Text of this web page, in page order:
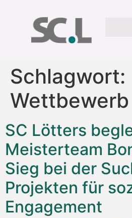
Schlagwort:
Wettbewerb
SC Lötters
Meisterteam
Sieg bei der
Projekten für
Engagement